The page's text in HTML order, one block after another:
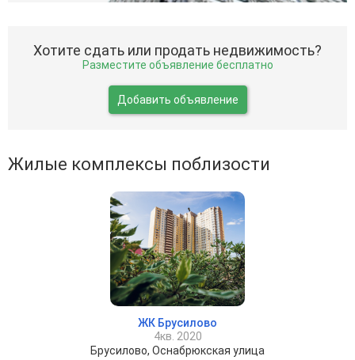
Хотите сдать или продать недвижимость?
Разместите объявление бесплатно
Добавить объявление
Жилые комплексы поблизости
ЖК Брусилово
4кв. 2020
Брусилово, Оснабрюкская улица